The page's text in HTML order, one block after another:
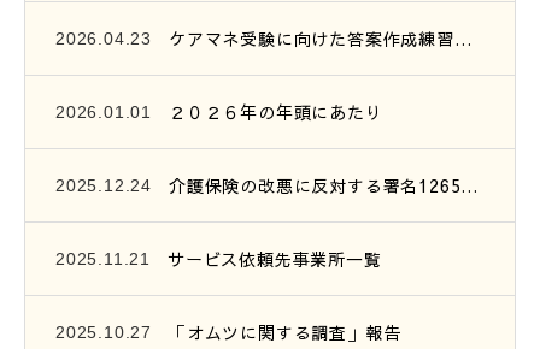
2026.04.23 ケアマネ受験に向けた答案作成練習会開催のご案内
2026.01.01 ２０２６年の年頭にあたり
2025.12.24 介護保険の改悪に反対する署名1265筆を提出
2025.11.21 サービス依頼先事業所一覧
2025.10.27 「オムツに関する調査」報告